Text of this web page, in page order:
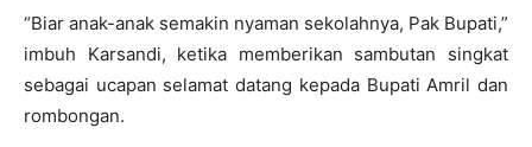
“Biar anak-anak semakin nyaman sekolahnya, Pak Bupati,”
imbuh Karsandi, ketika memberikan sambutan singkat
sebagai ucapan selamat datang kepada Bupati Amril dan
rombongan.